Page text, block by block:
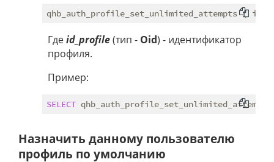
Гдеid_profile(тип - Oid) - идентификатор
профиля.
Пример:
SELECT
Назначить данному пользователю
профиль по умолчанию